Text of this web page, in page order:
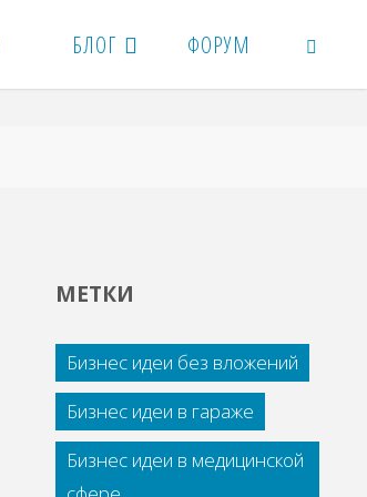
БЛОГ ФОРУМ
МЕТКИ
Бизнес идеи без вложений
Бизнес идеи в гараже
Бизнес идеи в медицинской